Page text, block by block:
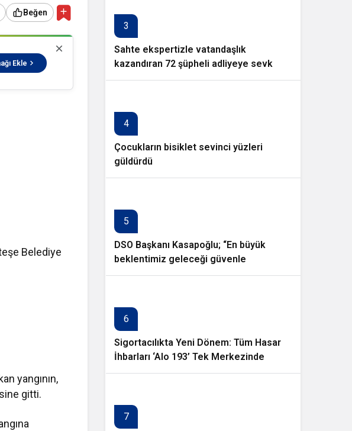
Beğen
Ekle
Belediye
yangının,
gitti.
3
Sahte ekspertizle vatandaşlık
kazandıran 72 şüpheli adliyeye sevk
edildi
4
Çocukların bisiklet sevinci yüzleri
güldürdü
5
DSO Başkanı Kasapoğlu; “En büyük
beklentimiz geleceği güvenle
planlayabileceğimiz istikrarlı bir yatırım
6
Sigortacılıkta Yeni Dönem: Tüm Hasar
İhbarları ‘Alo 193’ Tek Merkezinde
Toplanıyor
7